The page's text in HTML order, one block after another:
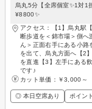
烏丸5分【全席個室✨1対
¥8800✨
アクセス：【1】烏丸駅
断歩道を＜錦市場＞側へ
ん＞正面右手にある小路
を出て、烏丸方面へ【2
を直進【3】左手にある
です♪
カット単価： ￥3,000～
◎ 本日空席あり ポイン